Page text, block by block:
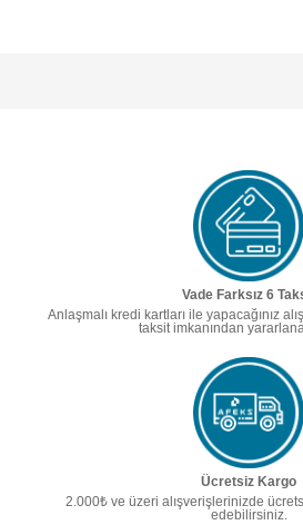
Vade Farksız 6
Anlaşmalı kredi kartları ile yapacağınız
taksit imkanından
Ücretsiz Kargo
2.000₺ ve üzeri alışverişlerinizde
edebilirsiniz.